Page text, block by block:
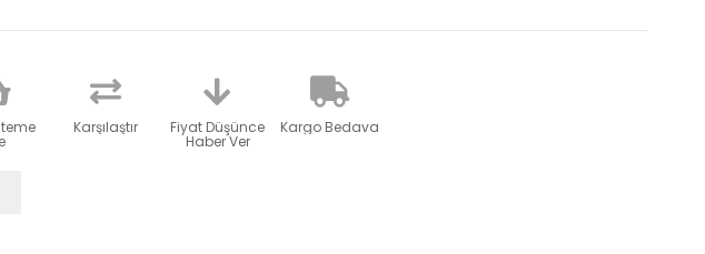
Karşılaştır Fiyat Düşünce
Haber Ver
Kargo Bedava